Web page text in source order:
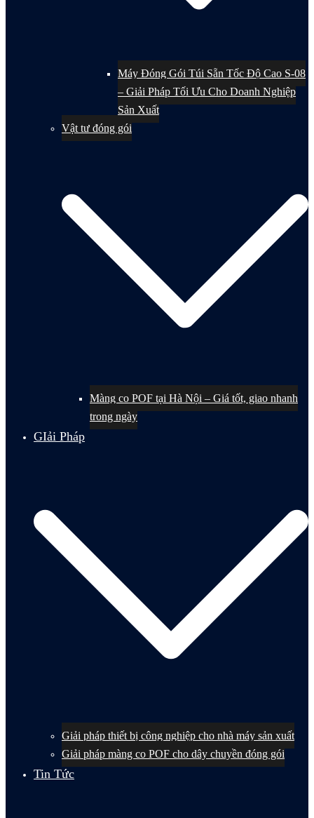
Máy Đóng Gói Túi Sẵn Tốc Độ Cao S-08
– Giải Pháp Tối Ưu Cho Doanh Nghiệp
Sản Xuất
Vật tư đóng gói
Màng co POF tại Hà Nội – Giá tốt, giao nhanh
trong ngày
GIải Pháp
Giải pháp thiết bị công nghiệp cho nhà máy sản xuất
Giải pháp màng co POF cho dây chuyền đóng gói
Tin Tức